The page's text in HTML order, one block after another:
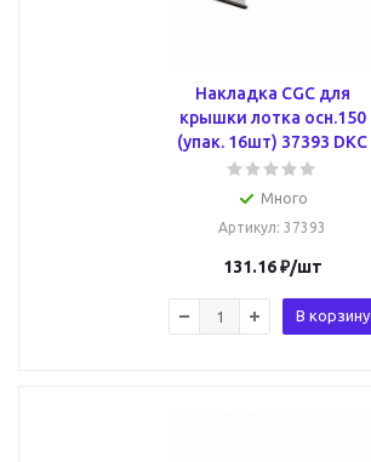
Накладка CGC для
крышки лотка осн.150
(упак. 16шт) 37393 DKC
Много
Артикул: 37393
131.16₽/шт
В корзину